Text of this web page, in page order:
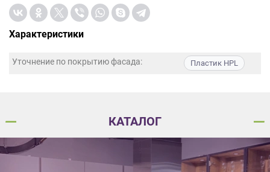
Характеристики
Уточнение по покрытию фасада: Пластик HPL
КАТАЛОГ
персональных
данных.